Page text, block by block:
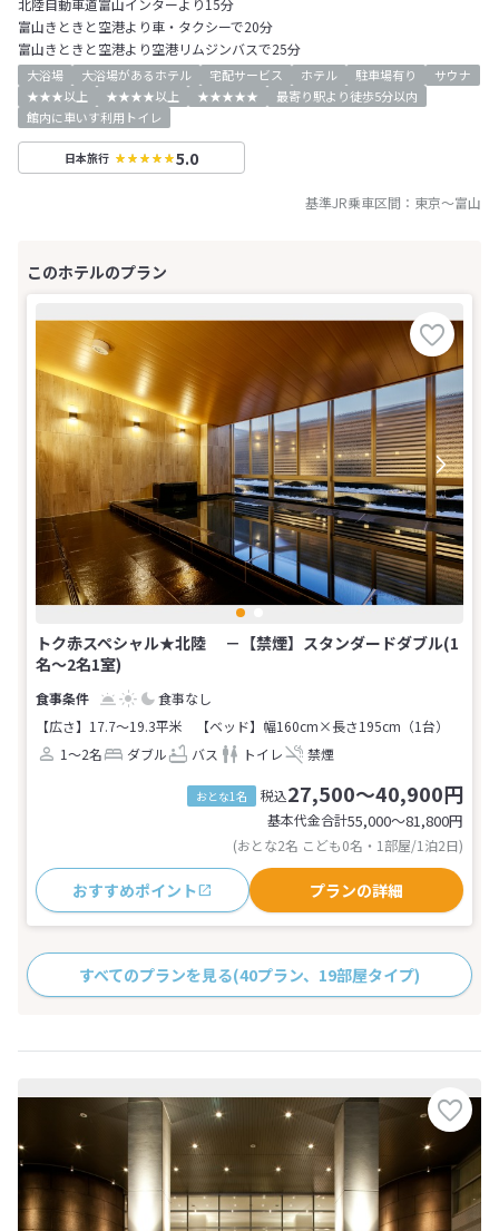
北陸自動車道富山インターより15分
富山きときと空港より車・タクシーで20分
富山きときと空港より空港リムジンバスで25分
大浴場 大浴場があるホテル 宅配サービス ホテル 駐車場有り
サウナ
★★★以上
★★★★以上 ★★★★★
最寄り駅より徒歩5分以内
館内に車いす利用トイレ
日本旅行 5.0
基準JR乗車区間： 東京～富山
トク赤スペシャル★北陸 －【禁煙】スタンダードダブル(1
名～2名1室)
食事なし
【広さ】17.7～19.3平米
【ベッド】幅160cm×長さ195cm（1台）
1～2名
ダブル バス トイレ 禁煙
おとな1名 税込27,500～40,900円
基本代金合計55,000〜81,800円
(おとな2名 こども0名・1部屋/1泊2日)
おすすめポイント プランの詳細
すべてのプランを見る(40プラン、19部屋タイプ)